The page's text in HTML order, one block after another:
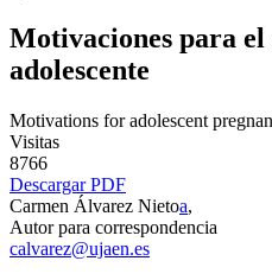
Motivaciones para el
adolescente
Motivations for adolescent
Visitas
8766
Descargar PDF
Carmen Álvarez Nietoa,
Autor para correspondencia
calvarez@ujaen.es